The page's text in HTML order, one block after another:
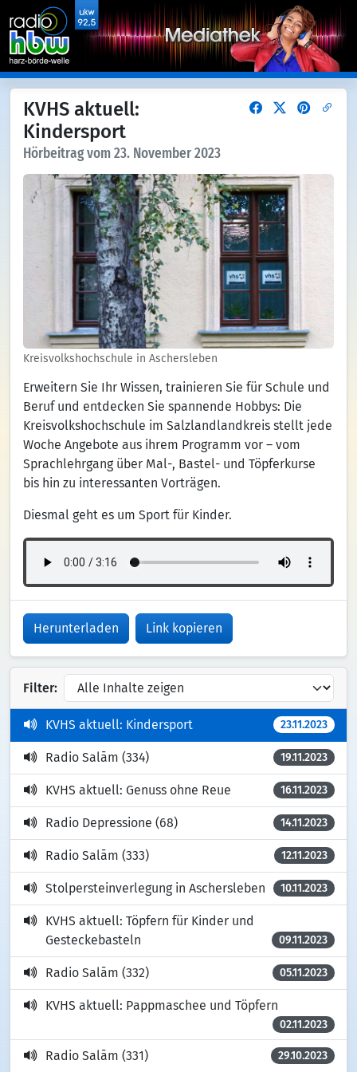
KVHS aktuell:
Kindersport
Hörbeitrag vom 23. November 2023
Kreisvolkshochschule in Aschersleben
Erweitern Sie Ihr Wissen, trainieren Sie für Schule und
Beruf und entdecken Sie spannende Hobbys: Die
Kreisvolkshochschule im Salzlandlandkreis stellt jede
Woche Angebote aus ihrem Programm vor – vom
Sprachlehrgang über Mal-, Bastel- und Töpferkurse
bis hin zu interessanten Vorträgen.
Diesmal geht es um Sport für Kinder.
Herunterladen Link kopieren
Filter:
KVHS aktuell: Kindersport 23.11.2023
Radio Salām (334) 19.11.2023
KVHS aktuell: Genuss ohne Reue 16.11.2023
Radio Depressione (68) 14.11.2023
Radio Salām (333) 12.11.2023
Stolpersteinverlegung in Aschersleben 10.11.2023
KVHS aktuell: Töpfern für Kinder und
Gesteckebasteln
09.11.2023
Radio Salām (332) 05.11.2023
KVHS aktuell: Pappmaschee und Töpfern
02.11.2023
Radio Salām (331) 29.10.2023